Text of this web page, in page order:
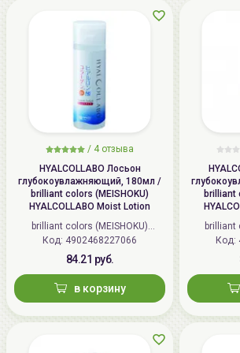
Размер: 80×50х7мм
Материал: 100% Розовый Кварц.
вкрапления чёрных или коричневых
пятнышек. Это является
натуральности камня. Скребок гуаша
натурального камня и в случае
расколоться.
Способ применения:
Обработайте массажёр
дезинфекции.
Очистите лицо от косметики и
загрязнений.
Можно нанести на лицо крем или
привычный уход (не
Возьмите массажёр в руку и
течение 5-10 минут. Особое
/ 4 отзыва
HYALCOLLABO Лосьон
глубокоувлажняющий, 180мл /
brilliant colors (MEISHOKU)
HYALCOLLABO Moist Lotion
brilliant colors (MEISHOKU)
(Япония)
Код: 4902468227066
84.21 руб.
в корзину
brilliant
brilliant